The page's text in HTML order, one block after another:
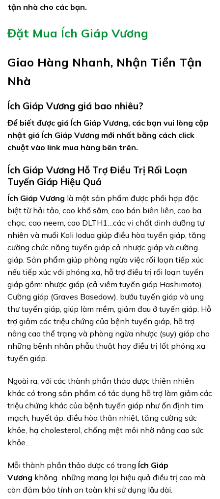
tận nhà cho các bạn.
Đặt Mua Ích Giáp Vương
Giao Hàng Nhanh, Nhận Tiền Tận
Nhà
Ích Giáp Vương giá bao nhiêu?
Để biết được giá Ích Giáp Vương, các bạn vui lòng cập
nhật giá Ích Giáp Vương mới nhất bằng cách click
chuột vào link mua hàng bên trên.
Ích Giáp Vương Hỗ Trợ Điều Trị Rối Loạn
Tuyến Giáp Hiệu Quả
Ích Giáp Vương là một sản phẩm được phối hợp đặc
biệt từ hải tảo, cao khổ sâm, cao bán biên liên, cao ba
chạc, cao neem, cao DLTH1…các vi chất dinh dưỡng tự
nhiên và muối Kali Iodua giúp điều hòa tuyến giáp, tăng
cường chức năng tuyến giáp cả nhược giáp và cường
giáp. Sản phẩm giúp phòng ngừa việc rối loạn tiếp xúc
nếu tiếp xúc với phóng xạ, hỗ trợ điều trị rối loạn tuyến
giáp gồm: nhược giáp (cả viêm tuyến giáp Hashimoto).
Cường giáp (Graves Basedow), bướu tuyến giáp và ung
thư tuyến giáp, giúp làm mềm, giảm đau ở tuyến giáp. Hỗ
trợ giảm các triệu chứng của bệnh tuyến giáp, hỗ trợ
nâng cao thể trạng và phòng ngừa nhược (suy) giáp cho
những bệnh nhân phẫu thuật hay điều trị lốt phóng xạ
tuyến giáp.
Ngoài ra, với các thành phần thảo dược thiên nhiên
khác có trong sản phẩm có tác dụng hỗ trợ làm giảm các
triệu chứng khác của bệnh tuyến giáp như ổn định tim
mạch, huyết áp, điều hòa thân nhiệt, tăng cường sức
khỏe, hạ cholesterol, chống mệt mỏi nhờ nâng cao sức
khỏe…
Mỗi thành phần thảo dược có trong Ích Giáp
Vương không những mang lại hiệu quả điều trị cao mà
còn đảm bảo tính an toàn khi sử dụng lâu dài.